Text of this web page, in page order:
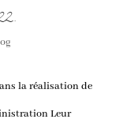
la réalisation de
Leur